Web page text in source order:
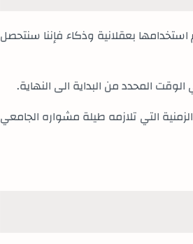
بعقلانية وذكاء فإننا سنتحصل
المحدد من البداية الى النهاية.
التي تلازمه طيلة مشواره الجامعي